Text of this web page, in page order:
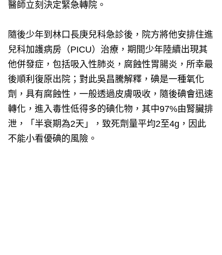
醫師立刻決定緊急轉院。
隨後少年到林口長庚兒科急診後，院方將他安排住進
兒科加護病房（PICU）治療，期間少年陸續出現其
他併發症，包括吸入性肺炎，腐蝕性胃腸炎，所幸最
後順利復原出院；對此吳昌騰解釋，碘是一種氧化
劑，具有腐蝕性，一般透過皮膚吸收，隨後碘會迅速
轉化，進入毒性低得多的碘化物，其中97%由腎臟排
泄，「半衰期為2天」，致死劑量平均2至4g，因此
不能小看優碘的風險。